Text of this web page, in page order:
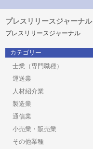
プレスリリースジャーナル
プレスリリースジャーナル
カテゴリー
士業（専門職種）
運送業
人材紹介業
製造業
通信業
小売業・販売業
その他業種